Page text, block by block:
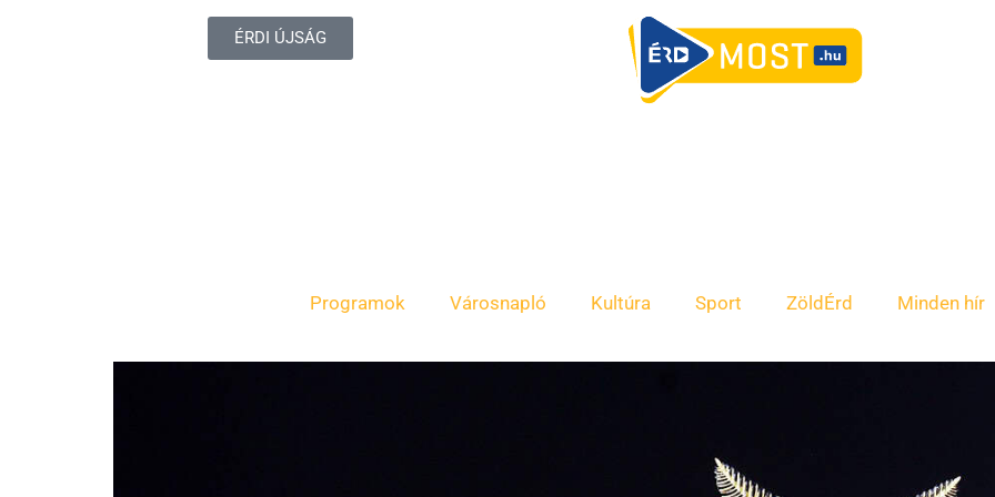
ÉRDI ÚJSÁG
Programok Városnapló Kultúra Sport ZöldÉrd Minden hír